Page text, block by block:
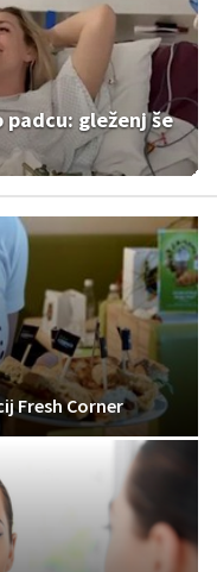
padcu: gleženj še
Fresh Corner